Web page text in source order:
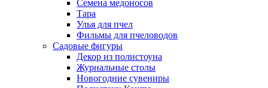
Семена медоносов
Тара
Улья для пчел
Фильмы для пчеловодов
Садовые фигуры
Декор из полистоуна
Журнальные столы
Новогодние сувениры